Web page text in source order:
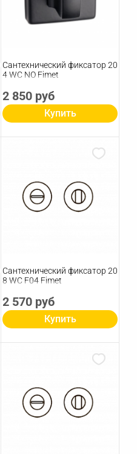
Сантехнический фиксатор 20
4 WC NO Fimet
2 850 руб
Купить
Сантехнический фиксатор 20
8 WC F04 Fimet
2 570 руб
Купить